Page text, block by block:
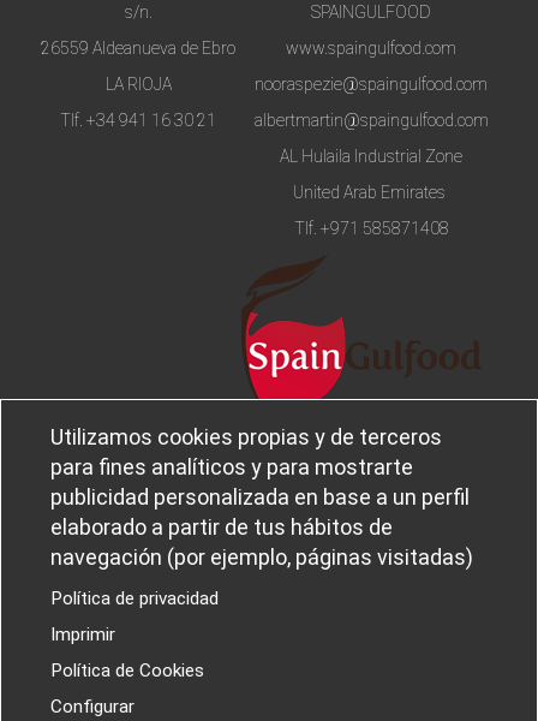
s/n.
26559 Aldeanueva de Ebro
LA RIOJA
Tlf.+34 941 16 30 21
SPAINGULFOOD
www.spaingulfood.com
nooraspezie@spaingulfood.com
albertmartin@spaingulfood.com
AL Hulaila Industrial Zone
United Arab Emirates
Tlf. +971 585871408
Utilizamos cookies propias y de terceros
para fines analíticos y para mostrarte
publicidad personalizada en base a un perfil
elaborado a partir de tus hábitos de
navegación (por ejemplo, páginas visitadas)
Política de privacidad
Imprimir
Política de Cookies
Configurar
Sobre
Ferba
Aviso legal
Política de privacidad
Política de cookies
Canal Ético
PROYECTOS I+D+I